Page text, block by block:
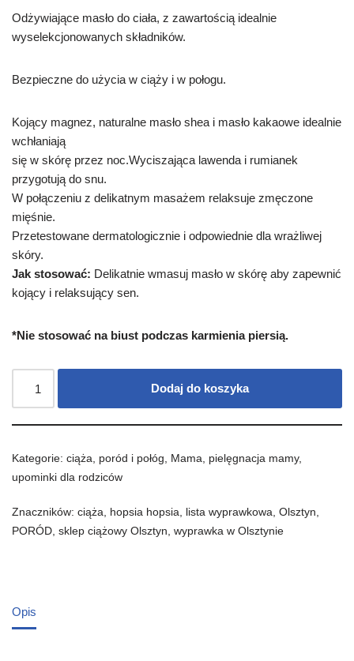
Odżywiające masło do ciała, z zawartością idealnie
wyselekcjonowanych składników.
Bezpieczne do użycia w ciąży i w połogu.
Kojący magnez, naturalne masło shea i masło kakaowe idealnie
wchłaniają
się w skórę przez noc.Wyciszająca lawenda i rumianek
przygotują do snu.
W połączeniu z delikatnym masażem relaksuje zmęczone
mięśnie.
Przetestowane dermatologicznie i odpowiednie dla wrażliwej
skóry.
Jak stosować: Delikatnie wmasuj masło w skórę aby zapewnić
kojący i relaksujący sen.
*Nie stosować na biust podczas karmienia piersią.
Dodaj do koszyka
Kategorie: ciąża, poród i połóg, Mama, pielęgnacja mamy,
upominki dla rodziców
Znaczników: ciąża, hopsia hopsia, lista wyprawkowa, Olsztyn,
PORÓD, sklep ciążowy Olsztyn, wyprawka w Olsztynie
Opis